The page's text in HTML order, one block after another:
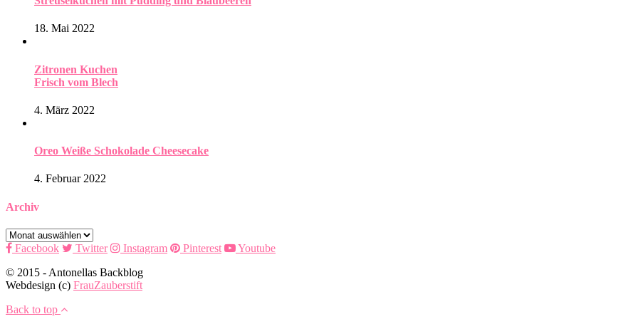
18. Mai 2022
Zitronen Kuchen
Frisch vom Blech
4. März 2022
Oreo Weiße Schokolade Cheesecake
4. Februar 2022
Archiv
Archiv
Facebook
Twitter Instagram Pinterest
Youtube
© 2015 - Antonellas Backblog
Webdesign (c) FrauZauberstift
Back to top